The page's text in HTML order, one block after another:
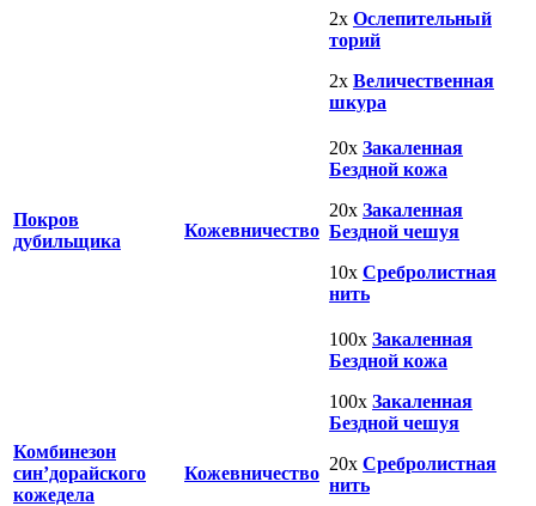
2x Ослепительный
торий
2x Величественная
шкура
Покров
дубильщика
Кожевничество
20x Закаленная
Бездной кожа
20x Закаленная
Бездной чешуя
10x Сребролистная
нить
Комбинезон
син’дорайского
кожедела
Кожевничество
100x Закаленная
Бездной кожа
100x Закаленная
Бездной чешуя
20x Сребролистная
нить